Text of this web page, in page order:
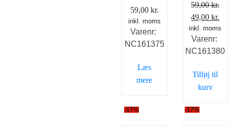
59,00 kr.
inkl. moms
Varenr:
NC161375
Læs
mere
59,00kr.
Den
pris
var:
49,00kr.
er:
inkl. moms
Varenr:
NC161380
Tilføj til
kurv
-17% -17%